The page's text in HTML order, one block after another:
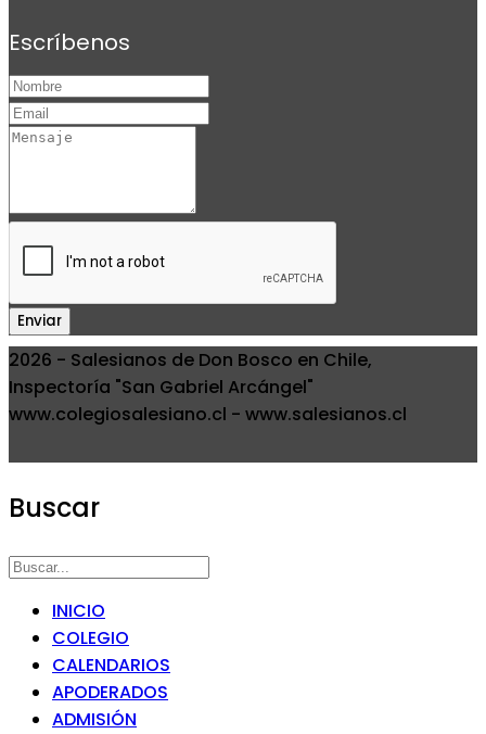
Escríbenos
Enviar
2026 - Salesianos de Don Bosco en Chile,
Inspectoría "San Gabriel Arcángel"
www.colegiosalesiano.cl - www.salesianos.cl
Buscar
INICIO
COLEGIO
CALENDARIOS
APODERADOS
ADMISIÓN